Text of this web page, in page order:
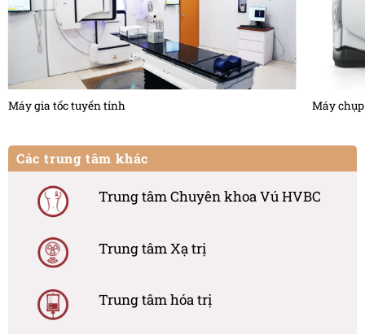
Máy gia tốc tuyến tính Máy
Các trung tâm khác
Trung tâm Chuyên khoa Vú HVBC
Trung tâm Xạ trị
Trung tâm hóa trị